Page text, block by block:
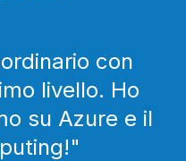
con
livello. Ho
su Azure e il
"